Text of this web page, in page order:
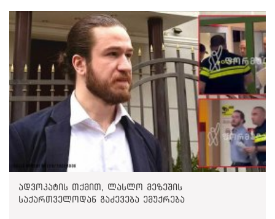
ადვოკატის თქმით, ლასლო მეზეშის
საქართველოდან გაძევება ემუქრება